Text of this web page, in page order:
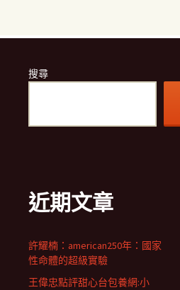
搜尋
近期文章
許耀楠：american250年：國家
性命體的超級實驗
王偉忠點評甜心台包養網:小